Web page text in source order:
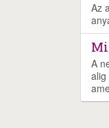
Az
A
alig